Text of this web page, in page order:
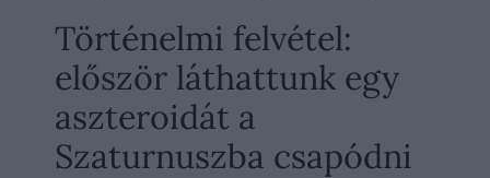
Történelmi felvétel:
először láthattunk egy
aszteroidát a
Szaturnuszba csapódni